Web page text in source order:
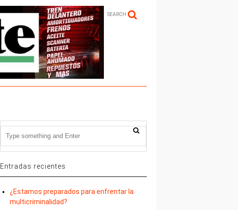
SEARCH
Entradas recientes
¿Estamos preparados para enfrentar la
multicriminalidad?